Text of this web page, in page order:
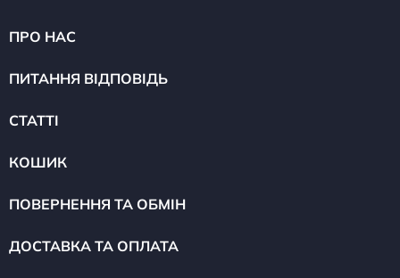
ПРО НАС
ПИТАННЯ ВІДПОВІДЬ
СТАТТІ
КОШИК
ПОВЕРНЕННЯ ТА ОБМІН
ДОСТАВКА ТА ОПЛАТА